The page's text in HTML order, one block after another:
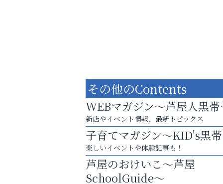
芦屋・西宮・神戸の新店舗PRやリニューア
知などお気軽にご相談ください。
阪神相続相談協会
その他のContents
WEBマガジン～芦屋人黒帯
新店やイベント情報、最新トピックス
子育てマガジン～KID's黒
楽しいイベントや体験記事も！
芦屋のおけいこ～芦屋
SchoolGuide～